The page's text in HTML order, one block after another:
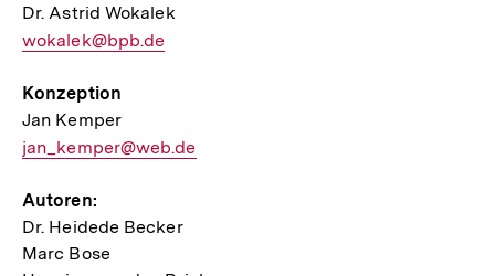
Dr. Astrid Wokalek
E-
Link:
wokalek@bpb.de
Konzeption
Jan Kemper
E-
Link:
jan_kemper@web.de
Autoren:
Dr. Heidede Becker
Marc Bose